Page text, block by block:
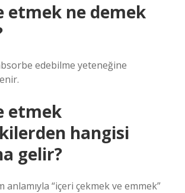
etmek ne demek
absorbe edebilme yeteneğine
etmek
hangisi
gelir?
“içeri çekmek ve emmek”